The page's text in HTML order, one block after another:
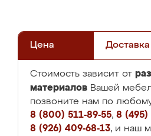
Цена Доставка
Стоимость зависит от
материалов Вашей
позвоните нам по
8 (800) 511-89-55, 8 (495)
8 (926) 409-68-13, и наш